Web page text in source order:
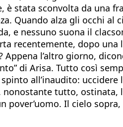
stata sconvolta da una
Quando alza gli occhi
e nessuno suona il
recentemente, dopo
l’altro giorno,
di Arisa. Tutto così
all’inaudito:
tutto,
pover’uomo. Il cielo